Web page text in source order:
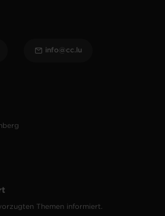
Themen informiert.
info@cc.lu